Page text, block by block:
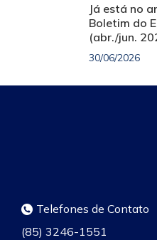
Já está no
Boletim do
(abr./jun.
30/06/2026
Telefones de Contato
(85) 3246-1551